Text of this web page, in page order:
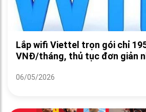
Lắp wifi Viettel trọn gói chỉ
VNĐ/tháng, thủ tục đơn giản
06/05/2026